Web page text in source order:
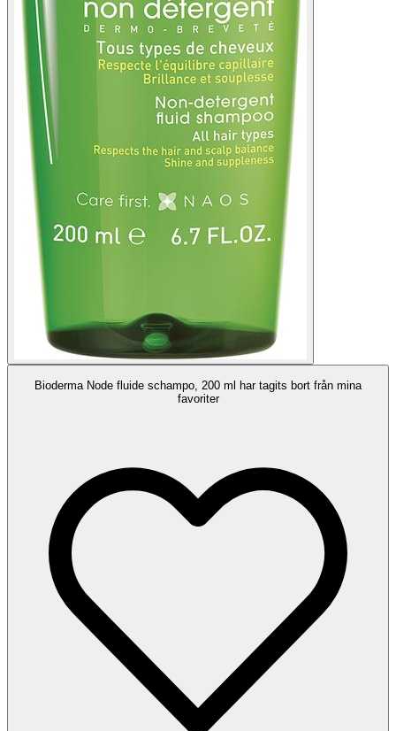
Bioderma Node fluide schampo, 200 ml har tagits bort från mina
favoriter